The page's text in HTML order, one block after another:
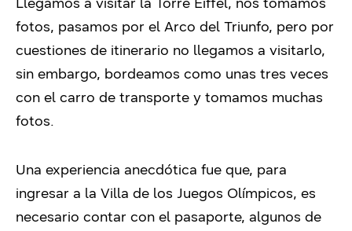
fotos, pasamos por el Arco del Triunfo, pero por
cuestiones de itinerario no llegamos a visitarlo,
sin embargo, bordeamos como unas tres veces
con el carro de transporte y tomamos muchas
fotos.
Una experiencia anecdótica fue que, para
ingresar a la Villa de los Juegos Olímpicos, es
necesario contar con el pasaporte, algunos de